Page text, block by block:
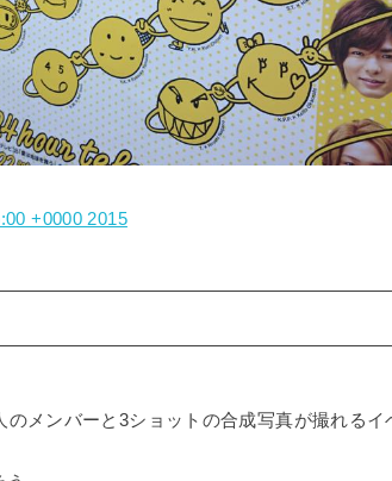
+0000 2015
メンバーと3ショットの合成写真が撮れるイ